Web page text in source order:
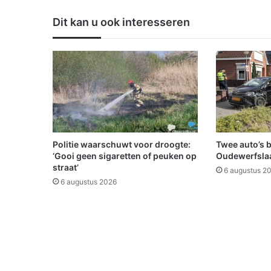
e
e
u
w
o
p
k
o
m
s
t
Dit kan u ook interesseren
Politie waarschuwt voor droogte:
‘Gooi geen sigaretten of peuken op
straat’
6 augustus 2026
Twee auto’s
6 augustus